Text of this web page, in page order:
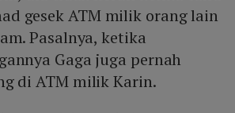
gesek ATM milik orang lain
Pasalnya, ketika
Gaga juga pernah
di ATM milik Karin.